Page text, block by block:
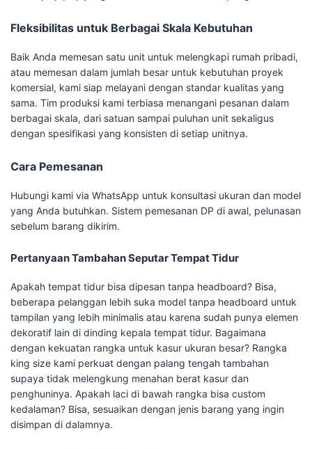
Fleksibilitas untuk Berbagai Skala Kebutuhan
Baik Anda memesan satu unit untuk melengkapi rumah pribadi,
atau memesan dalam jumlah besar untuk kebutuhan proyek
komersial, kami siap melayani dengan standar kualitas yang
sama. Tim produksi kami terbiasa menangani pesanan dalam
berbagai skala, dari satuan sampai puluhan unit sekaligus
dengan spesifikasi yang konsisten di setiap unitnya.
Cara Pemesanan
Hubungi kami via WhatsApp untuk konsultasi ukuran dan model
yang Anda butuhkan. Sistem pemesanan DP di awal, pelunasan
sebelum barang dikirim.
Pertanyaan Tambahan Seputar Tempat Tidur
Apakah tempat tidur bisa dipesan tanpa headboard? Bisa,
beberapa pelanggan lebih suka model tanpa headboard untuk
tampilan yang lebih minimalis atau karena sudah punya elemen
dekoratif lain di dinding kepala tempat tidur. Bagaimana
dengan kekuatan rangka untuk kasur ukuran besar? Rangka
king size kami perkuat dengan palang tengah tambahan
supaya tidak melengkung menahan berat kasur dan
penghuninya. Apakah laci di bawah rangka bisa custom
kedalaman? Bisa, sesuaikan dengan jenis barang yang ingin
disimpan di dalamnya.